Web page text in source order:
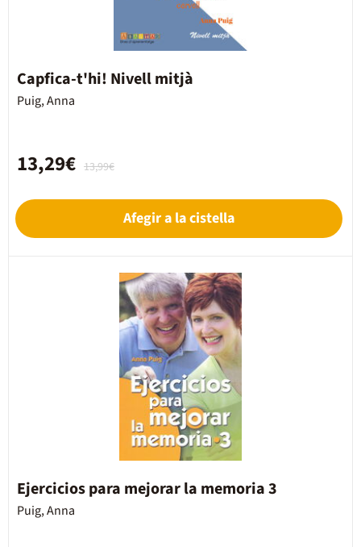
Capfica-t'hi! Nivell mitjà
Puig, Anna
13,99€
13,29€
Afegir a la cistella
Ejercicios para mejorar la memoria 3
Puig, Anna